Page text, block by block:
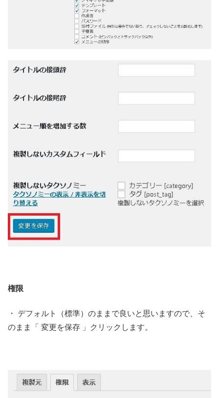
権限
・ デフォルト（標準）のままで良いと思いますので、そ
のまま「 変更を保存 」クリックします。